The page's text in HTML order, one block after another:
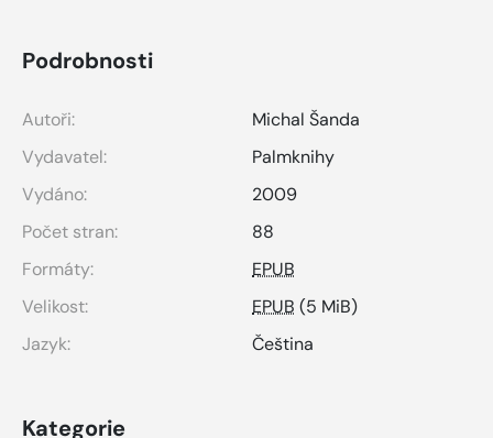
Podrobnosti
Autoři:
Michal Šanda
Vydavatel:
Palmknihy
Vydáno:
2009
Počet stran:
88
Formáty:
EPUB
Velikost:
EPUB (5 MiB)
Jazyk:
Čeština
Kategorie